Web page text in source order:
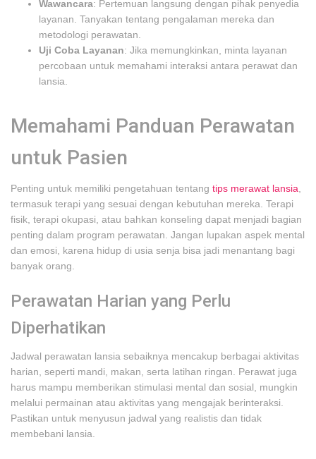
Wawancara: Pertemuan langsung dengan pihak penyedia
layanan. Tanyakan tentang pengalaman mereka dan
metodologi perawatan.
Uji Coba Layanan: Jika memungkinkan, minta layanan
percobaan untuk memahami interaksi antara perawat dan
lansia.
Memahami Panduan Perawatan
untuk Pasien
Penting untuk memiliki pengetahuan tentang tips merawat lansia
termasuk terapi yang sesuai dengan kebutuhan mereka. Terapi
fisik, terapi okupasi, atau bahkan konseling dapat menjadi bagian
penting dalam program perawatan. Jangan lupakan aspek mental
dan emosi, karena hidup di usia senja bisa jadi menantang bagi
banyak orang.
Perawatan Harian yang Perlu
Diperhatikan
Jadwal perawatan lansia sebaiknya mencakup berbagai aktivitas
harian, seperti mandi, makan, serta latihan ringan. Perawat juga
harus mampu memberikan stimulasi mental dan sosial, mungkin
melalui permainan atau aktivitas yang mengajak berinteraksi.
Pastikan untuk menyusun jadwal yang realistis dan tidak
membebani lansia.